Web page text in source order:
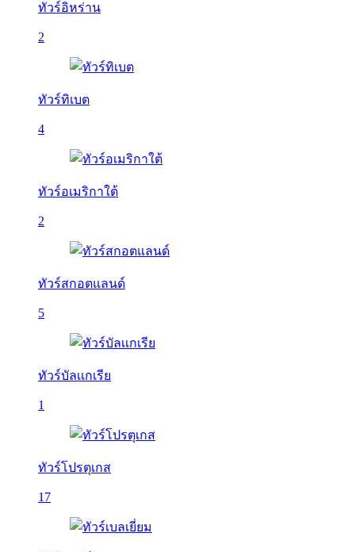
ทัวร์อิหร่าน
2
ทัวร์ทิเบต
4
ทัวร์อเมริกาใต้
2
ทัวร์สกอตแลนด์
5
ทัวร์บัลเเกเรีย
1
ทัวร์โปรตุเกส
17